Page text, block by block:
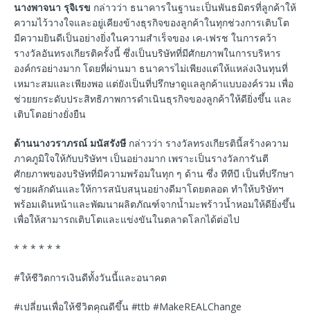
นางพาจนา รุจิเรข กล่าวว่า ธนาคารในฐานะเป็นพันธมิตรที่ลูกค้าให้
ความไว้วางใจและอยู่เคียงข้างธุรกิจของลูกค้าในทุกช่วงการเติบโต
มีความยินดีเป็นอย่างยิ่งในความสำเร็จของ เค-เฟรช ในการคว้า
รางวัลอันทรงเกียรติครั้งนี้ ซึ่งเป็นบริษัทที่มีศักยภาพในการบริหาร
องค์กรอย่างมาก โดยที่ผ่านมา ธนาคารไม่เพียงแต่ให้แหล่งเงินทุนที่
เหมาะสมและเพียงพอ แต่ยังเป็นที่ปรึกษาดูแลลูกค้าแบบองค์รวม เพื่อ
ช่วยยกระดับประสิทธิภาพการดำเนินธุรกิจของลูกค้าให้ดียิ่งขึ้น และ
เติบโตอย่างยั่งยืน
ด้านนางวราภรณ์ มนัสรังษี กล่าวว่า รางวัลทรงเกียรตินี้สร้างความ
ภาคภูมิใจให้กับบริษัทฯ เป็นอย่างมาก เพราะเป็นรางวัลการันตี
ศักยภาพของบริษัทที่มีความพร้อมในทุก ๆ ด้าน ซึ่ง ทีทีบี เป็นที่ปรึกษา
ช่วยผลักดันและให้การสนับสนุนอย่างดีมาโดยตลอด ทำให้บริษัทฯ
พร้อมเดินหน้าและพัฒนาผลิตภัณฑ์จากน้ำมะพร้าวน้ำหอมให้ดียิ่งขึ้น
เพื่อให้สามารถเติบโตและแข่งขันในตลาดโลกได้ต่อไป
* * * * * *
#ให้ชีวิตการเงินดีทั้งวันนี้และอนาคต
#เปลี่ยนเพื่อให้ชีวิตคุณดีขึ้น #ttb #MakeREALChange